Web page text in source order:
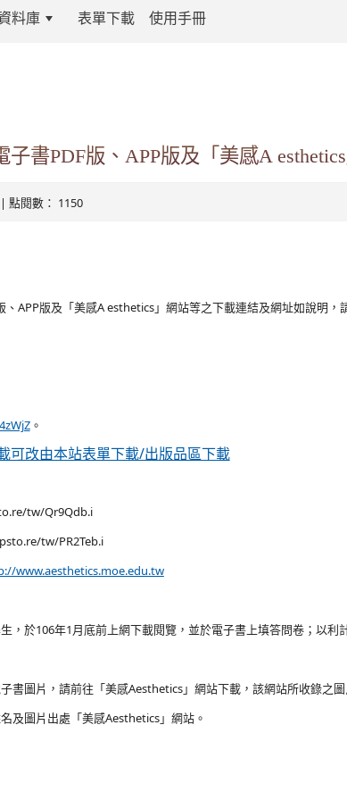
料庫 表單下載 使用手冊
子書PDF版、APP版及「美感A
點閱數： 1150
、APP版及「美感A esthetics」網站等之下載連結及網址如說明
。
可改由本站表單下載/出版品區下載
tw/Qr9Qdb.i
tw/PR2Teb.i
www.aesthetics.moe.edu.tw
，於106年1月底前上網下載閱覽，並於電子書上填答問卷；以利
書圖片，請前往「美感Aesthetics」網站下載，該網站所收錄
及圖片出處「美感Aesthetics」網站。